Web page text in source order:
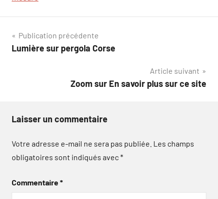
Navigation
de
Publication précédente
Lumière sur pergola Corse
Article suivant
Zoom sur En savoir plus sur ce site
Laisser un commentaire
Votre adresse e-mail ne sera pas publiée. Les champs
obligatoires sont indiqués avec*
Commentaire*